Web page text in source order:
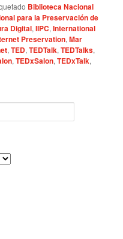
Biblioteca Nacional
para la Preservación de
Digital,IIPC,International
Preservation,Mar
,TED,TEDTalk,TEDTalks,
,TEDxSalon,TEDxTalk,